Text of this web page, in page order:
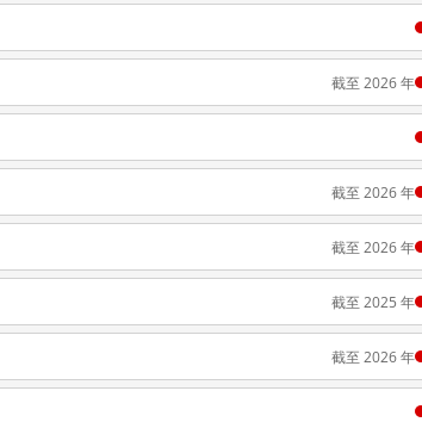
截至 2026 年
截至 2026 年
截至 2026 年
截至 2025 年
截至 2026 年